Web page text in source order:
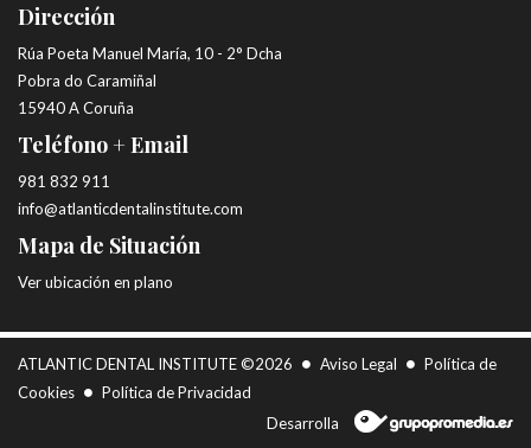
Dirección
Rúa Poeta Manuel María, 10 - 2° Dcha
Pobra do Caramiñal
15940 A Coruña
Teléfono + Email
981 832 911
info@atlanticdentalinstitute.com
Mapa de Situación
Ver ubicación en plano
ATLANTIC DENTAL INSTITUTE ©2026 Aviso Legal
Política de
Cookies
Política de Privacidad
Desarrolla